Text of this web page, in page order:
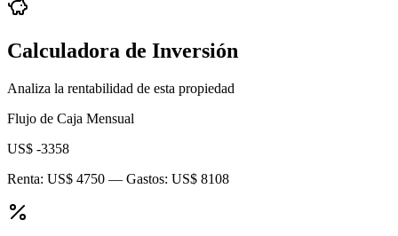
Calculadora de Inversión
Analiza la rentabilidad de esta propiedad
Flujo de Caja Mensual
US$ -3358
Renta: US$ 4750 — Gastos: US$ 8108